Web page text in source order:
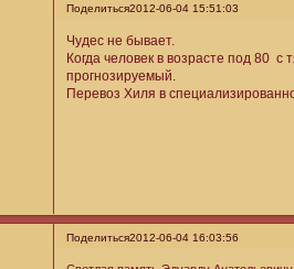
Поделиться2012-06-04 15:51:03
Чудес не бывает.
Когда человек в возрасте под 80
прогнозируемый.
Перевоз Хиля в
Поделиться2012-06-04 16:03:56